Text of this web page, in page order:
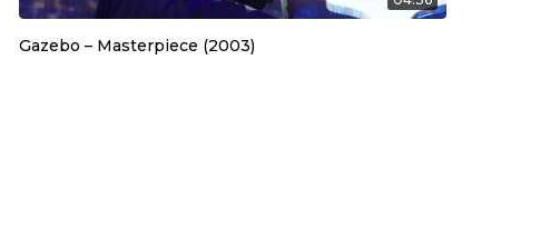
Gazebo – Masterpiece (2003)